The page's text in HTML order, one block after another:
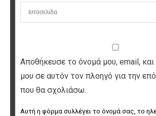
Αποθήκευσε το όνομά μου, email,
μου σε αυτόν τον πλοηγό για την
που θα σχολιάσω.
Αυτή η φόρμα συλλέγει το όνομά σας, το